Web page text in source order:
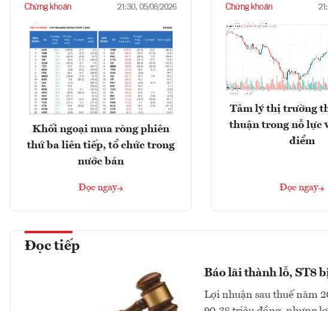
Chứng khoán 21:30, 05/08/2026
Khối ngoại mua ròng phiên
thứ ba liên tiếp, tổ chức trong
nước bán
Đọc ngay
Chứng khoán
Tâm lý thị trường
thuận trong nỗ lực
điểm
Đọc ngay
Đọc tiếp
Báo lãi thành lỗ, ST8
Lợi nhuận sau thuế năm